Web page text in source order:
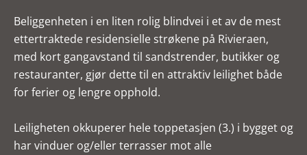
Beliggenheten i en liten rolig blindvei i et av de mest
ettertraktede residensielle strøkene på Rivieraen,
med kort gangavstand til sandstrender, butikker og
restauranter, gjør dette til en attraktiv leilighet både
for ferier og lengre opphold.
Leiligheten okkuperer hele toppetasjen (3.) i bygget og
har vinduer og/eller terrasser mot alle